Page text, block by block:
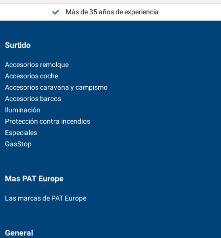
¡Elija PAT Europe!
Más de 35 años de experiencia
Surtido
Accesorios remolque
Accesorios coche
Accesorios caravana y campismo
Accesorios barcos
Iluminación
Protección contra incendios
Especiales
GasStop
Mas PAT Europe
Las marcas de PAT Europe
General